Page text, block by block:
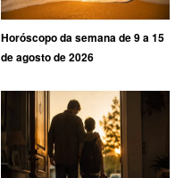
Horóscopo da semana de 9 a 15
de agosto de 2026